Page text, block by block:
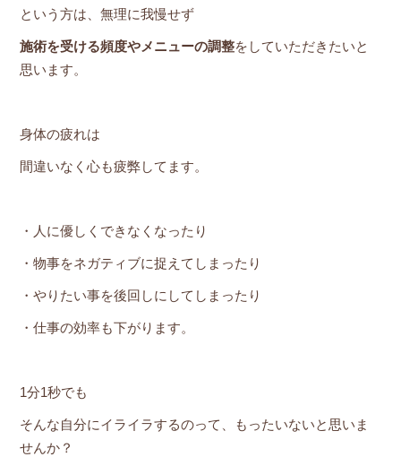
という方は、無理に我慢せず
施術を受ける頻度やメニューの調整をしていただきたいと
思います。
身体の疲れは
間違いなく心も疲弊してます。
・人に優しくできなくなったり
・物事をネガティブに捉えてしまったり
・やりたい事を後回しにしてしまったり
・仕事の効率も下がります。
1分1秒でも
そんな自分にイライラするのって、もったいないと思いま
せんか？